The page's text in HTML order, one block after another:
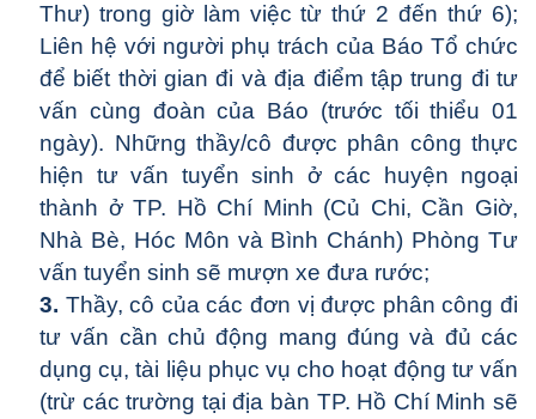
Thư) trong giờ làm việc từ thứ 2 đến thứ 6);
Liên hệ với người phụ trách của Báo Tổ chức
để biết thời gian đi và địa điểm tập trung đi tư
vấn cùng đoàn của Báo (trước tối thiểu 01
ngày). Những thầy/cô được phân công thực
hiện tư vấn tuyển sinh ở các huyện ngoại
thành ở TP. Hồ Chí Minh (Củ Chi, Cần Giờ,
Nhà Bè, Hóc Môn và Bình Chánh) Phòng Tư
vấn tuyển sinh sẽ mượn xe đưa rước;
3. Thầy, cô của các đơn vị được phân công đi
tư vấn cần chủ động mang đúng và đủ các
dụng cụ, tài liệu phục vụ cho hoạt động tư vấn
(trừ các trường tại địa bàn TP. Hồ Chí Minh sẽ